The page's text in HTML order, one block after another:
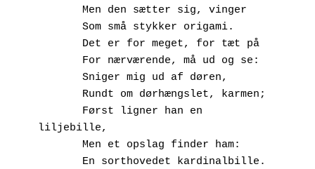
       Men den sætter sig, vinger
       Som små stykker origami.
       Det er for meget, for tæt på
       For nærværende, må ud og se:
       Sniger mig ud af døren,
       Rundt om dørhængslet, karmen;
liljebille,
       Men et opslag finder ham:
       En sorthovedet kardinalbille.